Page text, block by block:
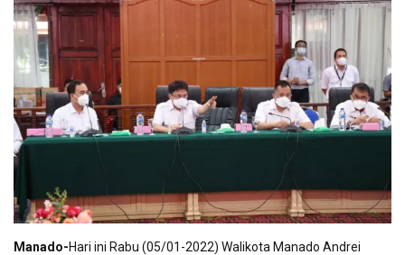
Manado-Hari ini Rabu (05/01-2022) Walikota Manado Andrei